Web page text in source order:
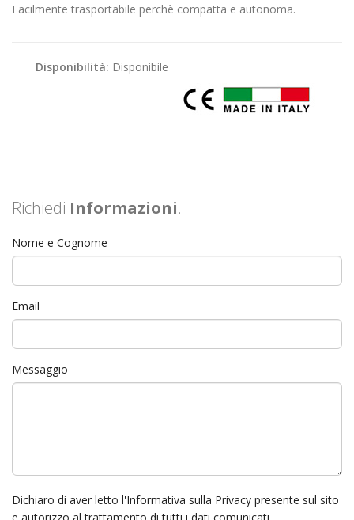
Facilmente trasportabile perchè compatta e autonoma.
Disponibilità: Disponibile
Richiedi Informazioni.
Nome e Cognome
Email
Messaggio
Dichiaro di aver letto l'Informativa sulla Privacy presente sul sito
e autorizzo al trattamento di tutti i dati comunicati.